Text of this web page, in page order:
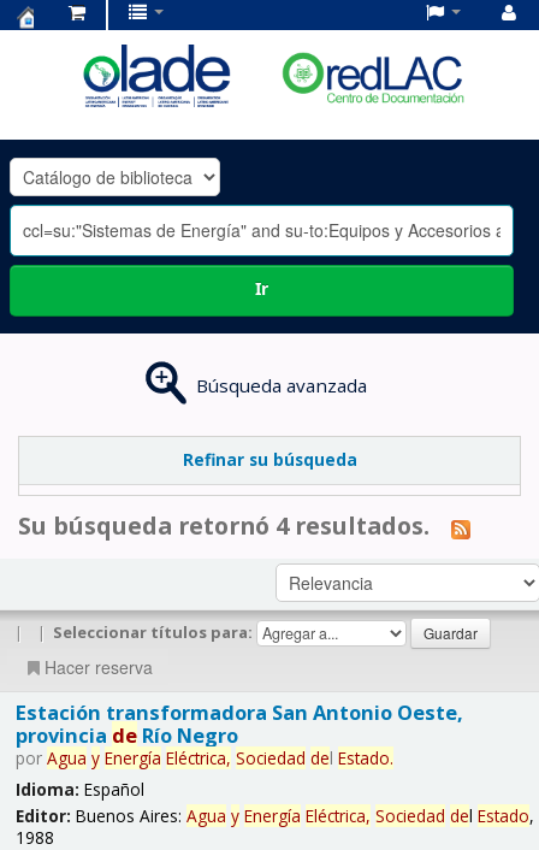
OLADE
-
Ir
Búsqueda avanzada
Refinar su búsqueda
Su búsqueda retornó 4 resultados.
| | Seleccionar títulos para:
Hacer reserva
Estación transformadora San Antonio Oeste,
provincia deRío Negro
por Agua y Energía Eléctrica, Sociedad del Estado.
Idioma: Español
Editor: Buenos Aires: Agua y Energía Eléctrica, Sociedad del Estado,
1988